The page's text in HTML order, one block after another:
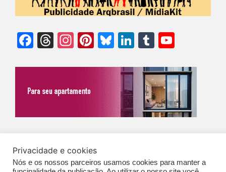
Facebook
Threads
Instagram
Pinterest
Bluesky
LinkedIn
Tumblr
Expediente | Contato | Newsletter
GERAIS DE PUBLICAÇÃO (CGP)
Privacidade e cookies
Nós e os nossos parceiros usamos cookies para manter a